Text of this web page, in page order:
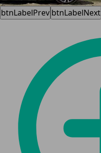
btnLabelPrev btnLabelNext